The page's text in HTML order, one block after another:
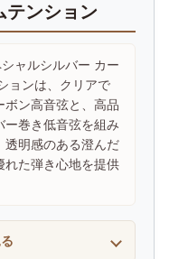
テンション
ャルシルバー カー
ョンは、クリアで
ボン高音弦と、高品
ー巻き低音弦を組み
透明感のある澄んだ
れた弾き心地を提供